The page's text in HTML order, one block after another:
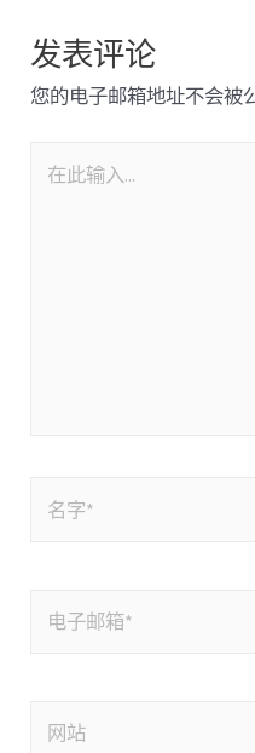
发表评论
您的电子邮箱地址不会被